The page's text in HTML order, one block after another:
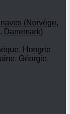
(Norvège,
Danemark)
Hongrie
Géorgie,